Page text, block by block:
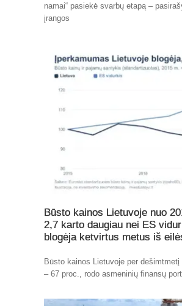
namai“ pasiekė svarbų etapą –
įrangos
Būsto kainos Lietuvoje nuo
2,7 karto daugiau nei ES
blogėja ketvirtus metus iš
Būsto kainos Lietuvoje per
– 67 proc., rodo asmeninių finansų